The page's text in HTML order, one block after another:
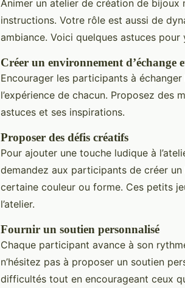
Animer un atelier de création de
instructions. Votre rôle est aussi de
ambiance. Voici quelques astuces pour
Créer un environnement d’échange
Encourager les participants à
l’expérience de chacun. Proposez des
astuces et ses inspirations.
Proposer des défis créatifs
Pour ajouter une touche ludique à
demandez aux participants de créer
certaine couleur ou forme. Ces petits
l’atelier.
Fournir un soutien personnalisé
Chaque participant avance à son
n’hésitez pas à proposer un soutien
difficultés tout en encourageant ceux